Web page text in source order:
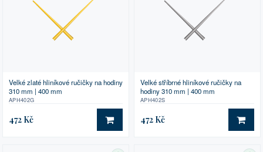
Velké zlaté hliníkové ručičky na hodiny
310 mm | 400 mm
APH402G
472 Kč DO KOŠÍKU
Velké stříbrné hliníkové ručičky na
hodiny 310 mm | 400 mm
APH402S
472 Kč DO